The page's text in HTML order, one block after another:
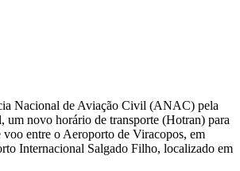
Nacional de Aviação Civil (ANAC) pela
um novo horário de transporte (Hotran) para
voo entre o Aeroporto de Viracopos, em
Internacional Salgado Filho, localizado em